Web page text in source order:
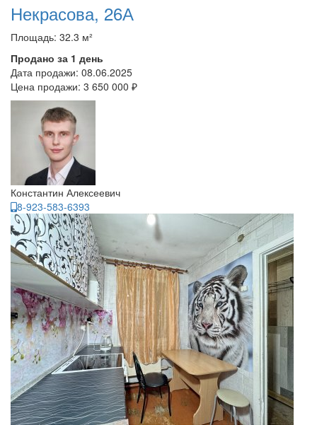
Некрасова, 26А
Площадь: 32.3 м²
Продано за 1 день
Дата продажи: 08.06.2025
Цена продажи: 3 650 000 ₽
Константин Алексеевич
8-923-583-6393